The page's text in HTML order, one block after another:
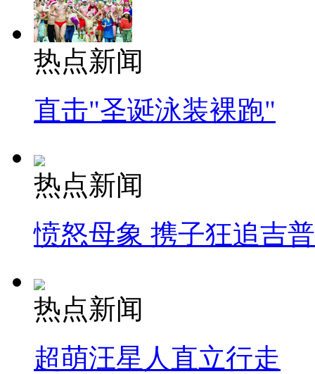
热点新闻
直击"圣诞泳装裸跑"
热点新闻
愤怒母象 携子狂追吉
热点新闻
超萌汪星人直立行走